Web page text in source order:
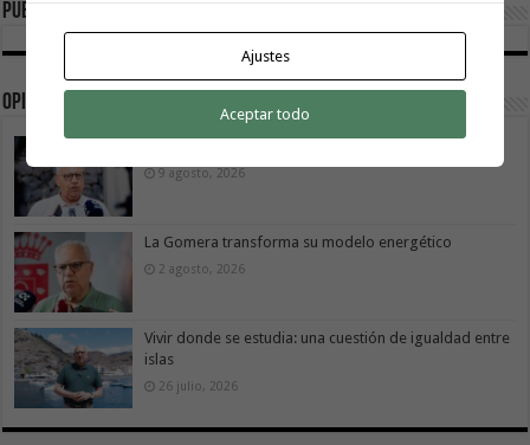
Publicidad
Opinión
9 agosto, 2026
La Gomera transforma su modelo energético
2 agosto, 2026
Vivir donde se estudia: una cuestión de igualdad entre
islas
26 julio, 2026
Ajustes
Aceptar todo